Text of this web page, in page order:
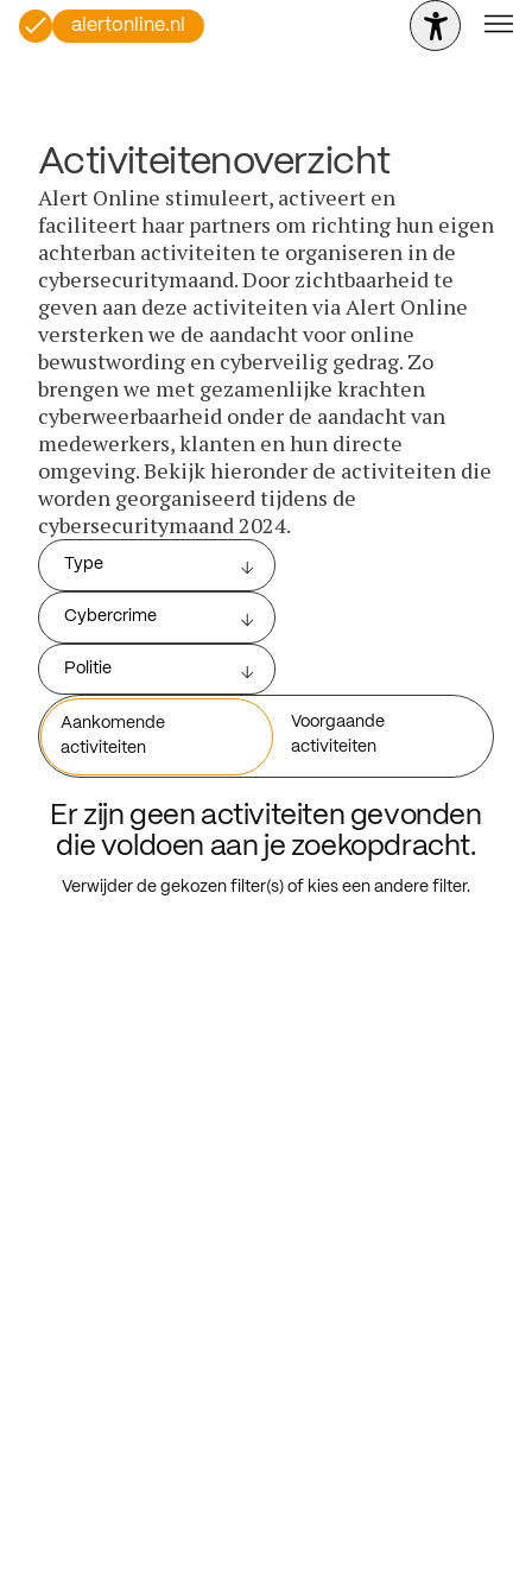
alertonline.nl
Activiteitenoverzicht
Alert Online stimuleert, activeert en
faciliteert haar partners om richting hun eigen
achterban activiteiten te organiseren in de
cybersecuritymaand. Door zichtbaarheid te
geven aan deze activiteiten via Alert Online
versterken we de aandacht voor online
bewustwording en cyberveilig gedrag. Zo
brengen we met gezamenlijke krachten
cyberweerbaarheid onder de aandacht van
medewerkers, klanten en hun directe
omgeving. Bekijk hieronder de activiteiten die
worden georganiseerd tijdens de
cybersecuritymaand 2024.
Type
Cybercrime
Politie
Aankomende
activiteiten
Voorgaande
activiteiten
Er zijn geen activiteiten gevonden
die voldoen aan je zoekopdracht.
Verwijder de gekozen filter(s) of kies een andere filter.